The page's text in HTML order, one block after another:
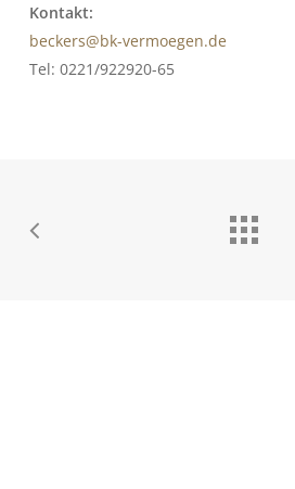
Kontakt:
beckers@bk-vermoegen.de
Tel: 0221/922920-65